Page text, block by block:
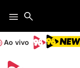
Ao vivo